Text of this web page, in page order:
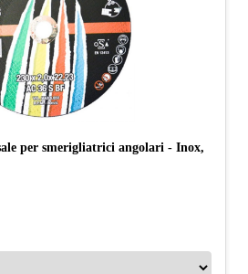
per smerigliatrici angolari - Inox,